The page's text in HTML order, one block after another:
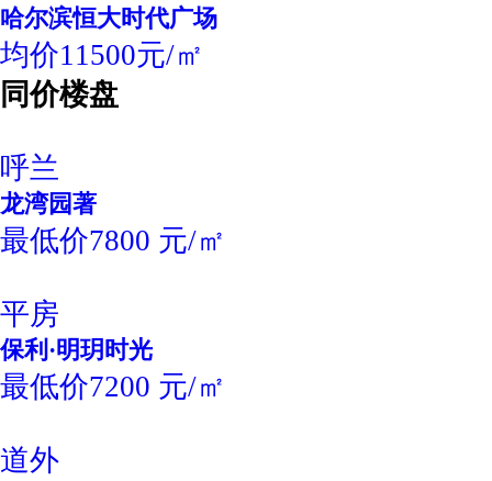
哈尔滨恒大时代广场
均价11500元/㎡
同价楼盘
呼兰
龙湾园著
最低价7800 元/㎡
平房
保利·明玥时光
最低价7200 元/㎡
道外